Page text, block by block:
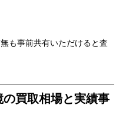
も事前共有いただけると査
買取相場と実績事